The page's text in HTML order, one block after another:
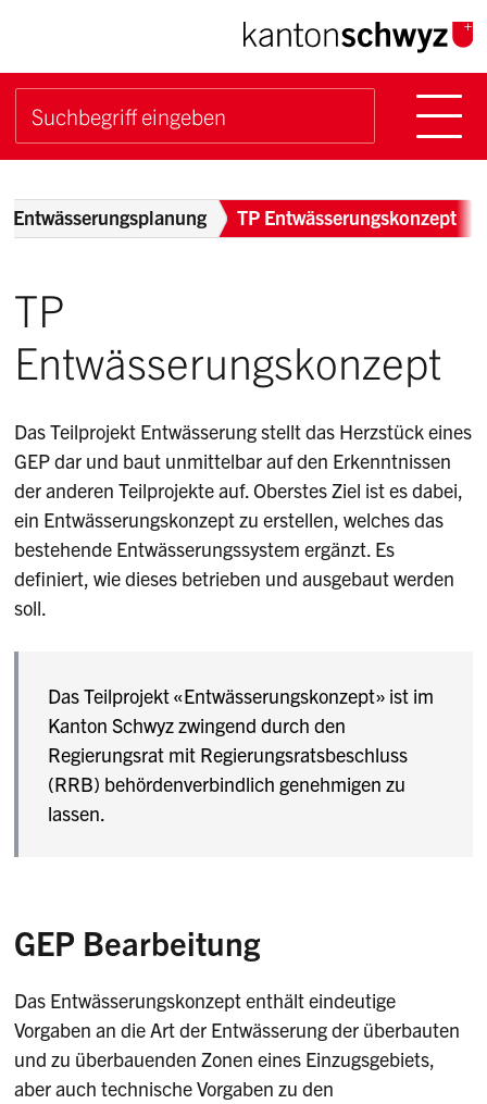
Navigieren im Kanton
Schnellnavigation
Suchbegriff
Breadcrumb
Entwässerungsplanung TP Entwässerungskonzept
TP
Entwässerungskonzept
Das Teilprojekt Entwässerung stellt das Herzstück eines
GEP dar und baut unmittelbar auf den Erkenntnissen
der anderen Teilprojekte auf. Oberstes Ziel ist es dabei,
ein Entwässerungskonzept zu erstellen, welches das
bestehende Entwässerungssystem ergänzt. Es
definiert, wie dieses betrieben und ausgebaut werden
soll.
Das Teilprojekt «Entwässerungskonzept» ist im
Kanton Schwyz zwingend durch den
Regierungsrat mit Regierungsratsbeschluss
(RRB) behördenverbindlich genehmigen zu
lassen.
GEP Bearbeitung
Das Entwässerungskonzept enthält eindeutige
Vorgaben an die Art der Entwässerung der überbauten
und zu überbauenden Zonen eines Einzugsgebiets,
aber auch technische Vorgaben zu den